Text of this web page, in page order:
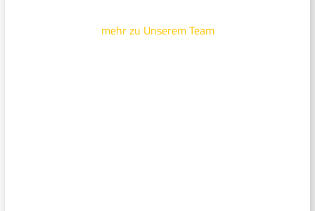
mehr zu Unserem Team